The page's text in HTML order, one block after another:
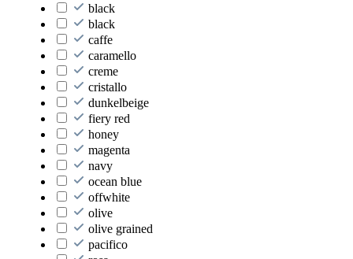
black
black
caffe
caramello
creme
cristallo
dunkelbeige
fiery red
honey
magenta
navy
ocean blue
offwhite
olive
olive grained
pacifico